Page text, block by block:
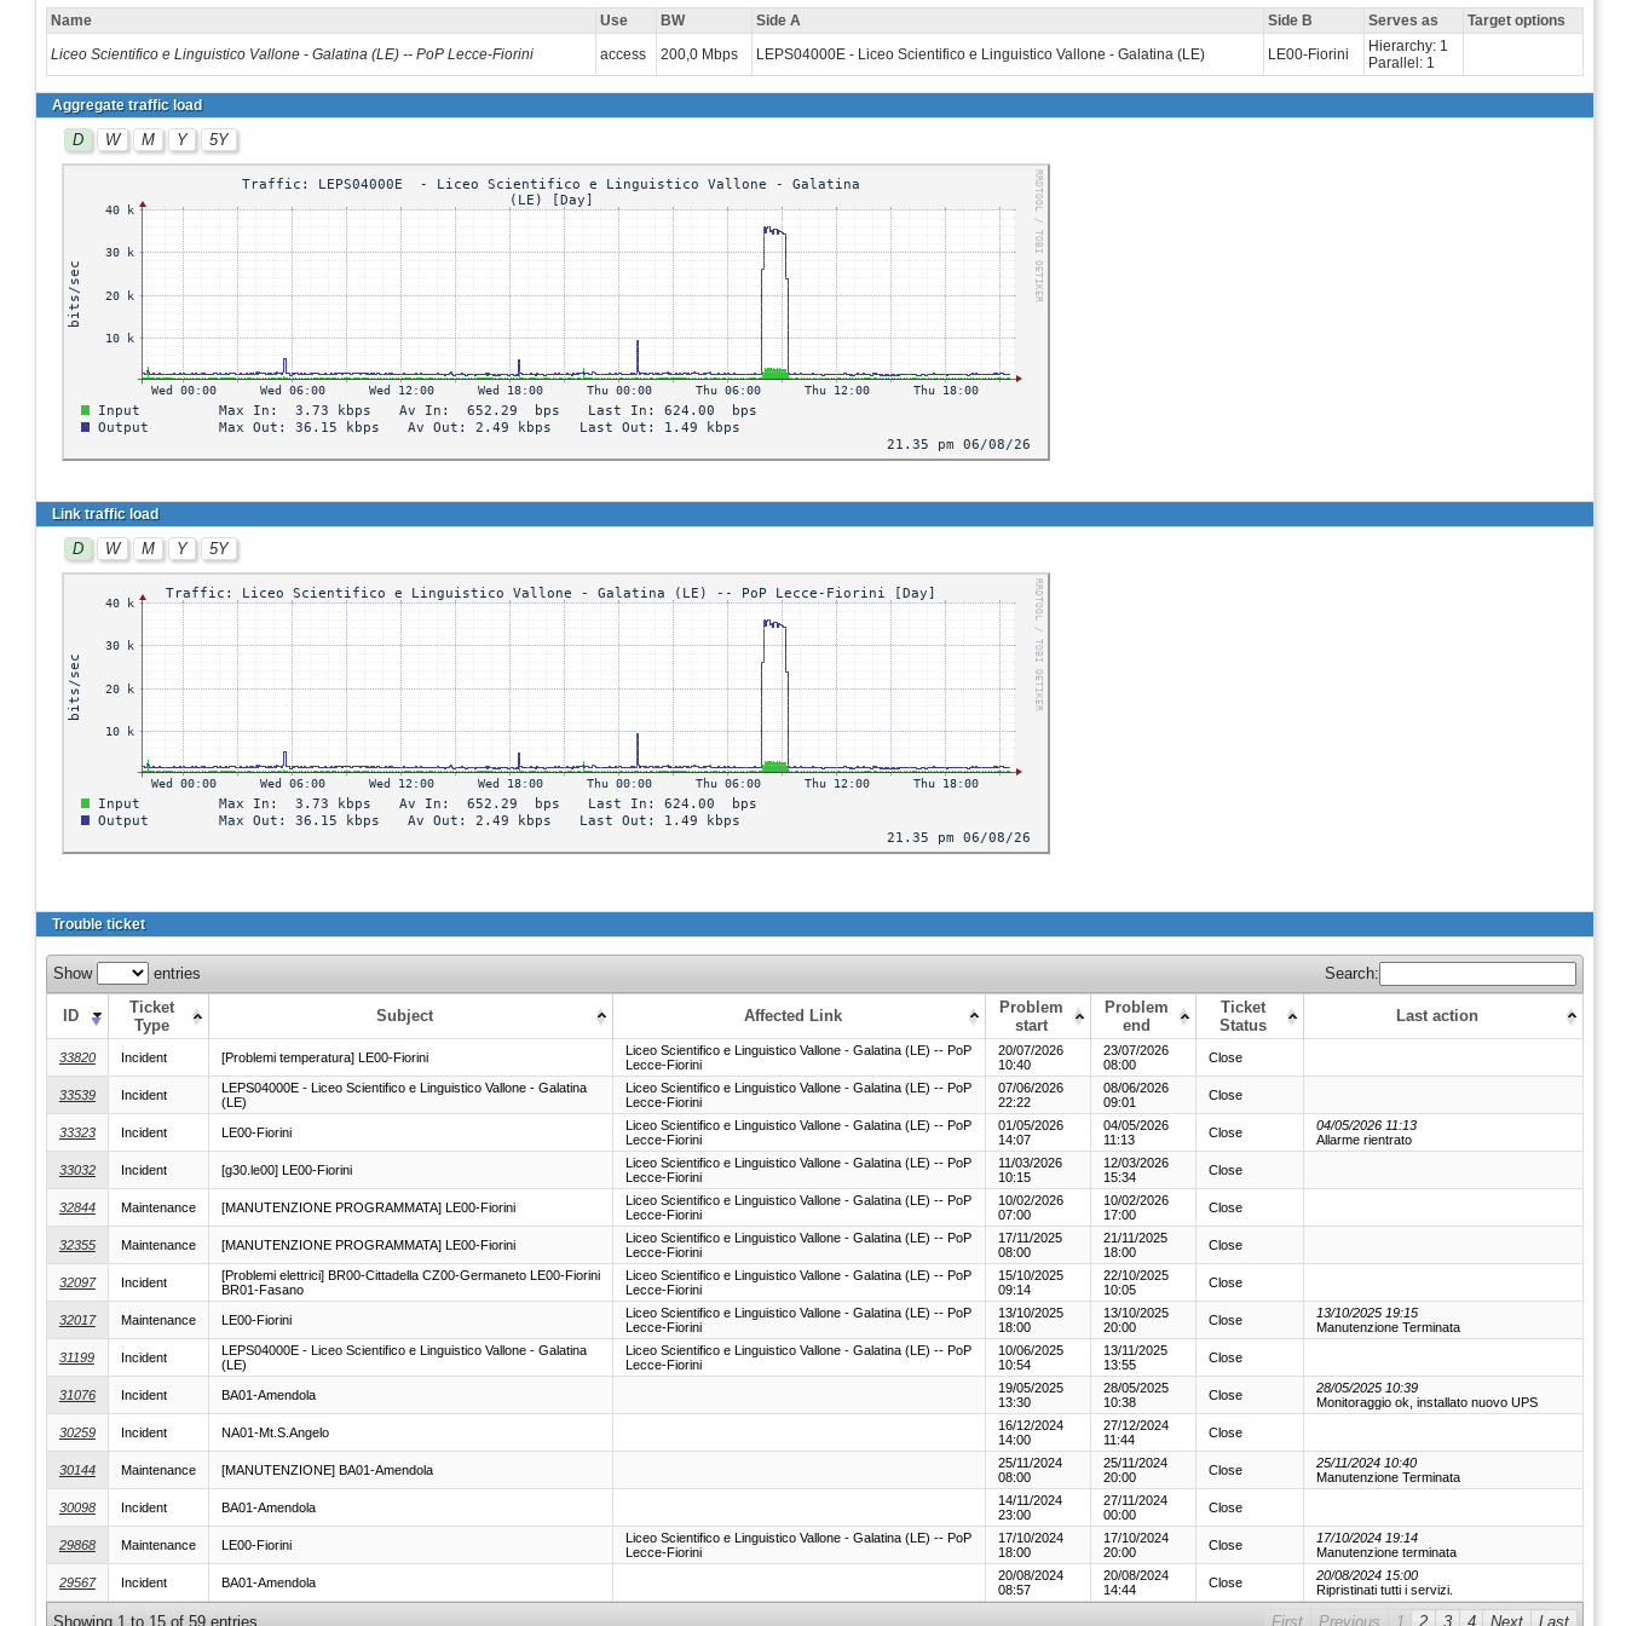
Name Use BW Side A Side B Serves as
Target options
Liceo Scientifico e Linguistico Vallone - Galatina (LE) -- PoP Lecce-Fiorini
access 200,0 Mbps LEPS04000E - Liceo Scientifico e Linguistico Vallone - Galatina (LE) LE00-Fiorini
Hierarchy: 1
Parallel: 1
Aggregate traffic load
D W M Y 5Y
Link traffic load
D W M Y 5Y
Trouble ticket
Show entries Search:
ID
Ticket
Type
Subject Affected Link
Problem
start
Problem
end
Ticket
Status
Last action
33820 Incident [Problemi temperatura] LE00-Fiorini
Liceo Scientifico e Linguistico Vallone - Galatina (LE) -- PoP
Lecce-Fiorini
20/07/2026
10:40
23/07/2026
08:00
Close
33539 Incident
LEPS04000E - Liceo Scientifico e Linguistico Vallone - Galatina
(LE)
Liceo Scientifico e Linguistico Vallone - Galatina (LE) -- PoP
Lecce-Fiorini
07/06/2026
22:22
08/06/2026
09:01
Close
33323 Incident LE00-Fiorini
Liceo Scientifico e Linguistico Vallone - Galatina (LE) -- PoP
Lecce-Fiorini
01/05/2026
14:07
04/05/2026
11:13
Close
04/05/2026 11:13
Allarme rientrato
33032 Incident [g30.le00] LE00-Fiorini
Liceo Scientifico e Linguistico Vallone - Galatina (LE) -- PoP
Lecce-Fiorini
11/03/2026
10:15
12/03/2026
15:34
Close
32844 Maintenance [MANUTENZIONE PROGRAMMATA] LE00-Fiorini
Liceo Scientifico e Linguistico Vallone - Galatina (LE) -- PoP
Lecce-Fiorini
10/02/2026
07:00
10/02/2026
17:00
Close
32355 Maintenance [MANUTENZIONE PROGRAMMATA] LE00-Fiorini
Liceo Scientifico e Linguistico Vallone - Galatina (LE) -- PoP
Lecce-Fiorini
17/11/2025
08:00
21/11/2025
18:00
Close
32097 Incident
[Problemi elettrici] BR00-Cittadella CZ00-Germaneto LE00-Fiorini
BR01-Fasano
Liceo Scientifico e Linguistico Vallone - Galatina (LE) -- PoP
Lecce-Fiorini
15/10/2025
09:14
22/10/2025
10:05
Close
32017 Maintenance LE00-Fiorini
Liceo Scientifico e Linguistico Vallone - Galatina (LE) -- PoP
Lecce-Fiorini
13/10/2025
18:00
13/10/2025
20:00
Close
13/10/2025 19:15
Manutenzione Terminata
31199 Incident
LEPS04000E - Liceo Scientifico e Linguistico Vallone - Galatina
(LE)
Liceo Scientifico e Linguistico Vallone - Galatina (LE) -- PoP
Lecce-Fiorini
10/06/2025
10:54
13/11/2025
13:55
Close
31076 Incident BA01-Amendola
19/05/2025
13:30
28/05/2025
10:38
Close
28/05/2025 10:39
Monitoraggio ok, installato nuovo UPS
30259 Incident NA01-Mt.S.Angelo
16/12/2024
14:00
27/12/2024
11:44
Close
30144 Maintenance [MANUTENZIONE] BA01-Amendola
25/11/2024
08:00
25/11/2024
20:00
Close
25/11/2024 10:40
Manutenzione Terminata
30098 Incident BA01-Amendola
14/11/2024
23:00
27/11/2024
00:00
Close
29868 Maintenance LE00-Fiorini
Liceo Scientifico e Linguistico Vallone - Galatina (LE) -- PoP
Lecce-Fiorini
17/10/2024
18:00
17/10/2024
20:00
Close
17/10/2024 19:14
Manutenzione terminata
29567 Incident BA01-Amendola
20/08/2024
08:57
20/08/2024
14:44
Close
20/08/2024 15:00
Ripristinati tutti i servizi.
Showing 1 to 15 of 59 entries First Previous 1 2 3 4 Next Last